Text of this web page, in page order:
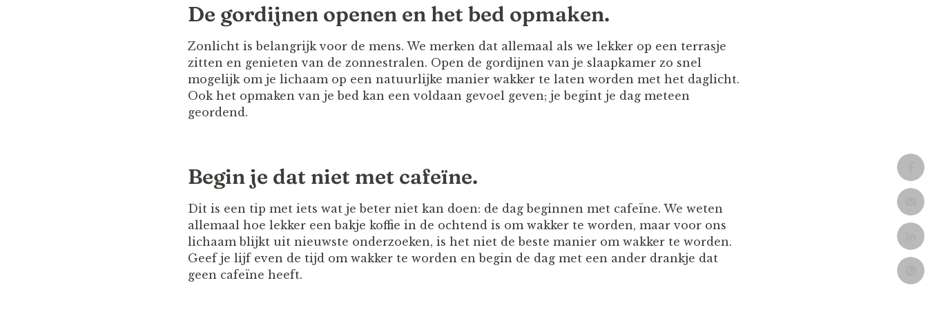
De gordijnen openen en het bed opmaken.
Zonlicht is belangrijk voor de mens. We merken dat allemaal als we lekker op een terrasje
zitten en genieten van de zonnestralen. Open de gordijnen van je slaapkamer zo snel
mogelijk om je lichaam op een natuurlijke manier wakker te laten worden met het daglicht.
Ook het opmaken van je bed kan een voldaan gevoel geven; je begint je dag meteen
geordend.
Begin je dat niet met cafeïne.
Dit is een tip met iets wat je beter niet kan doen: de dag beginnen met cafeïne. We weten
allemaal hoe lekker een bakje koffie in de ochtend is om wakker te worden, maar voor ons
lichaam blijkt uit nieuwste onderzoeken, is het niet de beste manier om wakker te worden.
Geef je lijf even de tijd om wakker te worden en begin de dag met een ander drankje dat
geen cafeïne heeft.